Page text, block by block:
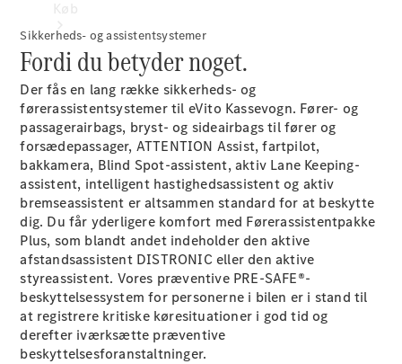
Find nye
varebiler
Konfigurator
Genbestil
din varebil
Book
prøvekørsel
Find
forhandler
Sikkerheds- og assistentsystemer
Fordi du betyder noget.
Der fås en lang række sikkerheds- og
førerassistentsystemer til eVito Kassevogn. Fører- og
passagerairbags, bryst- og sideairbags til fører og
forsædepassager, ATTENTION Assist, fartpilot,
bakkamera, Blind Spot-assistent, aktiv Lane Keeping-
assistent, intelligent hastighedsassistent og aktiv
bremseassistent er altsammen standard for at beskytte
dig. Du får yderligere komfort med Førerassistentpakke
Plus, som blandt andet indeholder den aktive
afstandsassistent DISTRONIC eller den aktive
styreassistent. Vores præventive PRE-SAFE®-
beskyttelsessystem for personerne i bilen er i stand til
at registrere kritiske køresituationer i god tid og
derefter iværksætte præventive
beskyttelsesforanstaltninger.